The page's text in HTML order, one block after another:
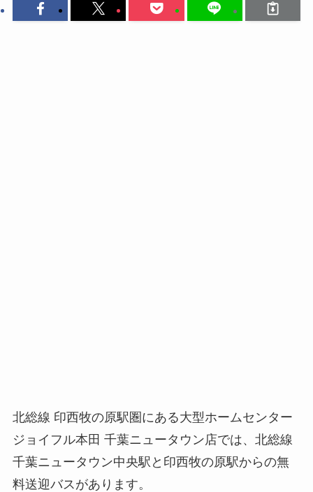
北総線 印西牧の原駅圏にある大型ホームセンター
ジョイフル本田 千葉ニュータウン店では、北総線
千葉ニュータウン中央駅と印西牧の原駅からの無
料送迎バスがあります。